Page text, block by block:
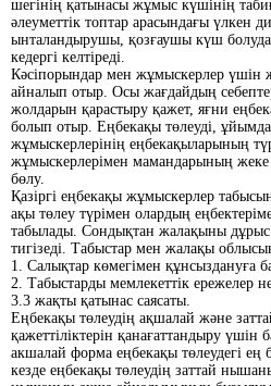
шегінің қатынасы жұмыс күшінің
әлеуметтік топтар арасындағы
ынталандырушы, қозғаушы күш
кедергі келтіреді.
Кәсіпорындар мен жұмыскерлер үшін
айналып отыр. Осы жағдайдың
жолдарын қарастыру қажет, яғни
болып отыр. Еңбекақы төлеуді,
жұмыскерлерінің еңбекақыларының
жұмыскерлерімен мамандарының жеке
бөлу.
Қазіргі еңбекақы жұмыскерлер
ақы төлеу түрімен олардың
табылады. Сондықтан жалақыны дұрыс
тигізеді. Табыстар мен жалақы
1. Салықтар көмегімен құнсыздануға
2. Табыстарды мемлекеттік ережелер
3.3 жақты қатынас саясаты.
Еңбекақы төлеудің ақшалай және
қажеттіліктерін қанағаттандыру
акшалай форма еңбекақы төлеудегі ең
кезде еңбекақы төлеудің заттай